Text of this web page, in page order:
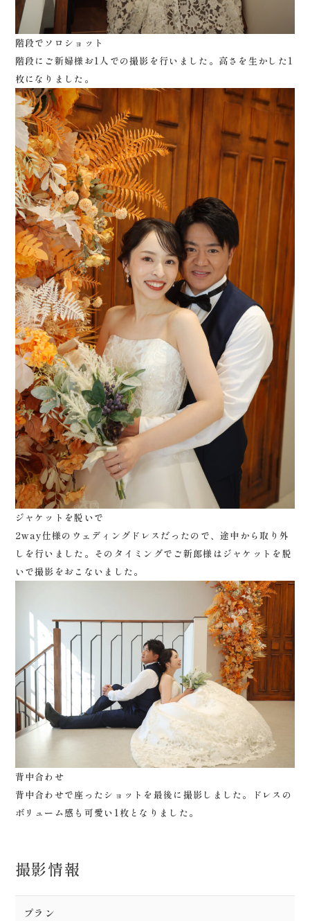
階段でソロショット
階段にご新婦様お1人での撮影を行いました。高さを生かした1
枚になりました。
ジャケットを脱いで
2way仕様のウェディングドレスだったので、途中から取り外
しを行いました。そのタイミングでご新郎様はジャケットを脱
いで撮影をおこないました。
背中合わせ
背中合わせで座ったショットを最後に撮影しました。ドレスの
ボリューム感も可愛い1枚となりました。
撮影情報
プラン